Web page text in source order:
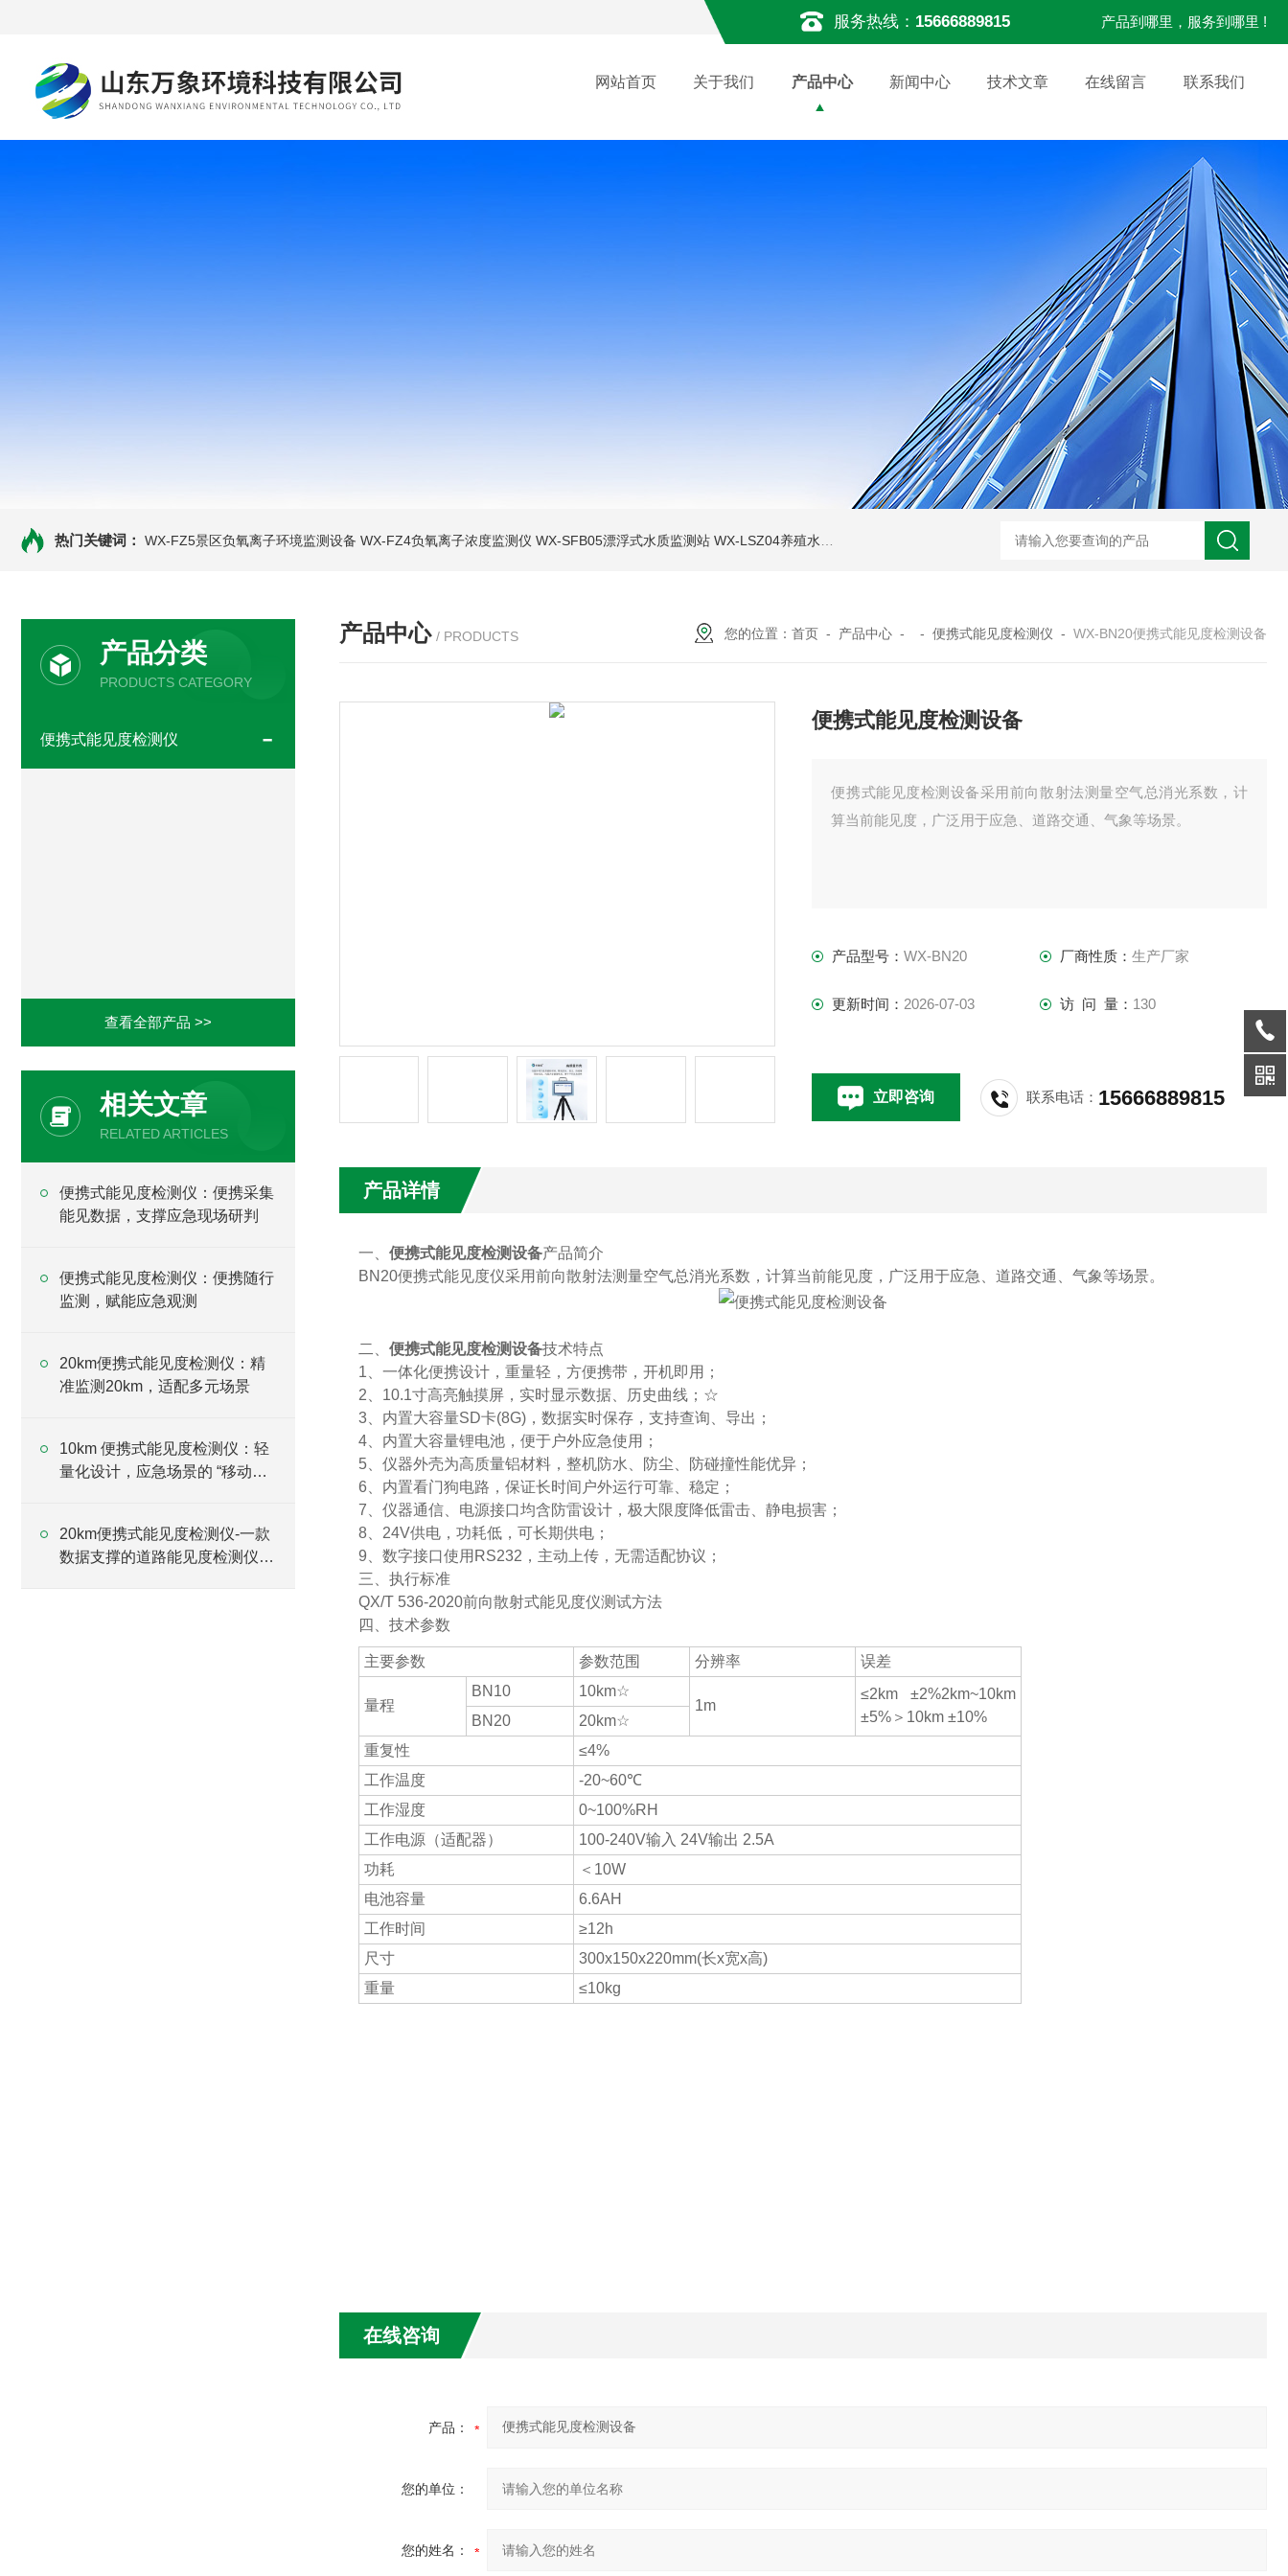
服务热线： 15666889815 产品到哪里，服务到哪里 !
网站首页 关于我们 产品中心 新闻中心 技术文章 在线留言 联系我们
热门关键词： WX-FZ5景区负氧离子环境监测设备 WX-FZ4负氧离子浓度监测仪 WX-SFB05漂浮式水质监测站 WX-LSZ04养殖水质监测设备 WX-WMSM微型多参数水质监测站 WX-BN20能见度监测仪
产品分类
PRODUCTS CATEGORY
便携式能见度检测仪
查看全部产品 >>
相关文章
RELATED ARTICLES
便携式能见度检测仪：便携采集
能见数据，支撑应急现场研判
便携式能见度检测仪：便携随行
监测，赋能应急观测
20km便携式能见度检测仪：精
准监测20km，适配多元场景
10km 便携式能见度检测仪：轻
量化设计，应急场景的 “移动监
20km便携式能见度检测仪-一款
数据支撑的道路能见度检测仪
产品中心 / PRODUCTS 您的位置： 首页 - 产品中心 - - 便携式能见度检测仪 - WX-BN20便携式能见度检测设备
便携式能见度检测设备
便携式能见度检测设备采用前向散射法测量空气总消光系数，计
算当前能见度，广泛用于应急、道路交通、气象等场景。
产品型号：WX-BN20 厂商性质： 生产厂家
更新时间： 2026-07-03 访 问 量： 130
立即咨询 联系电话： 15666889815
产品详情
一、 便携式能见度检测设备产品简介
BN20便携式能见度仪采用前向散射法测量空气总消光系数，计算当前能见度，广泛用于应急、道路交通、气象等场景。
二、 便携式能见度检测设备技术特点
1、一体化便携设计，重量轻，方便携带，开机即用；
2、10.1寸高亮触摸屏，实时显示数据、历史曲线； ☆
3、内置大容量SD卡(8G)，数据实时保存，支持查询、导出；
4、内置大容量锂电池，便于户外应急使用；
5、仪器外壳为高质量铝材料，整机防水、防尘、防碰撞性能优异；
6、内置看门狗电路，保证长时间户外运行可靠、稳定；
7、仪器通信、电源接口均含防雷设计，极大限度降低雷击、静电损害；
8、24V供电，功耗低，可长期供电；
9、数字接口使用RS232，主动上传，无需适配协议；
三、执行标准
QX/T 536-2020前向散射式能见度仪测试方法
四、技术参数
主要参数 参数范围 分辨率 误差
量程
BN10
10km☆
1m
≤2km ±2%2km~10km
±5%＞10km ±10%
BN20
20km☆
重复性
≤4%
工作温度
-20~60℃
工作湿度
0~100%RH
工作电源（适配器）
100-240V输入 24V输出 2.5A
功耗
＜10W
电池容量
6.6AH
工作时间
≥12h
尺寸
300x150x220mm(长x宽x高)
重量
≤10kg
在线咨询
产品：
您的单位：
您的姓名：